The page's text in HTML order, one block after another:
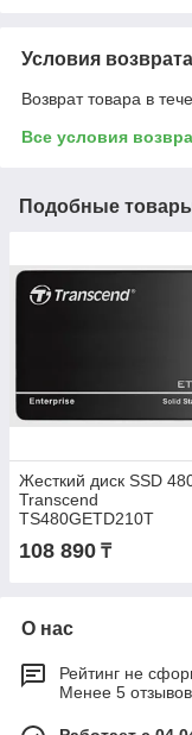
Условия возврата
Возврат товара в
Все условия
Подобные
Жесткий диск SSD
Transcend
TS480GETD210T
108 890 ₸
О нас
Рейтинг не
Менее 5